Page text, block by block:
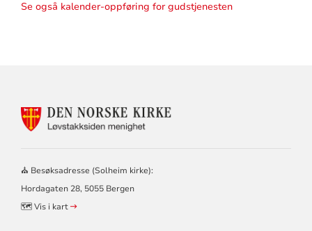
Se også kalender-oppføring for gudstjenesten
⛪ Besøksadresse (Solheim kirke):
Hordagaten 28, 5055 Bergen
🗺️ Vis i kart